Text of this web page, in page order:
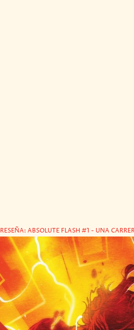
RESEÑA: ABSOLUTE FLASH #1 - UNA